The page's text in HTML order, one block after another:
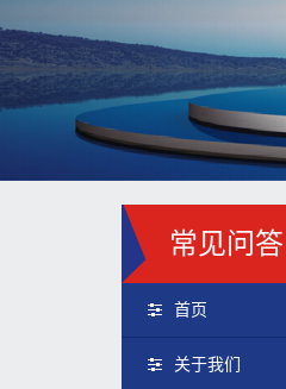
常见问答
首页
关于我们